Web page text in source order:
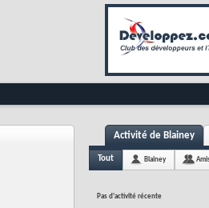
Activité de Blainey
Tout Blainey
Pas d'activité récente